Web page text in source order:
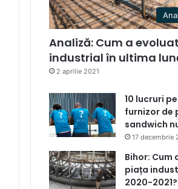
Analiză: Cum a
industrial în ultima
2 aprilie 2021
10 lucruri
furnizor de
sandwich
17 decembrie
Bihor: Cum
piața
2020-2021?